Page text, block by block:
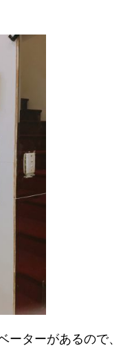
ーターがあるので、